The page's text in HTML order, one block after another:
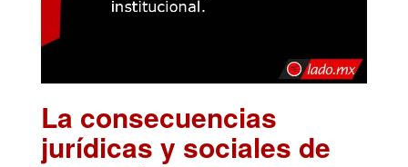
La consecuencias
jurídicas y sociales de